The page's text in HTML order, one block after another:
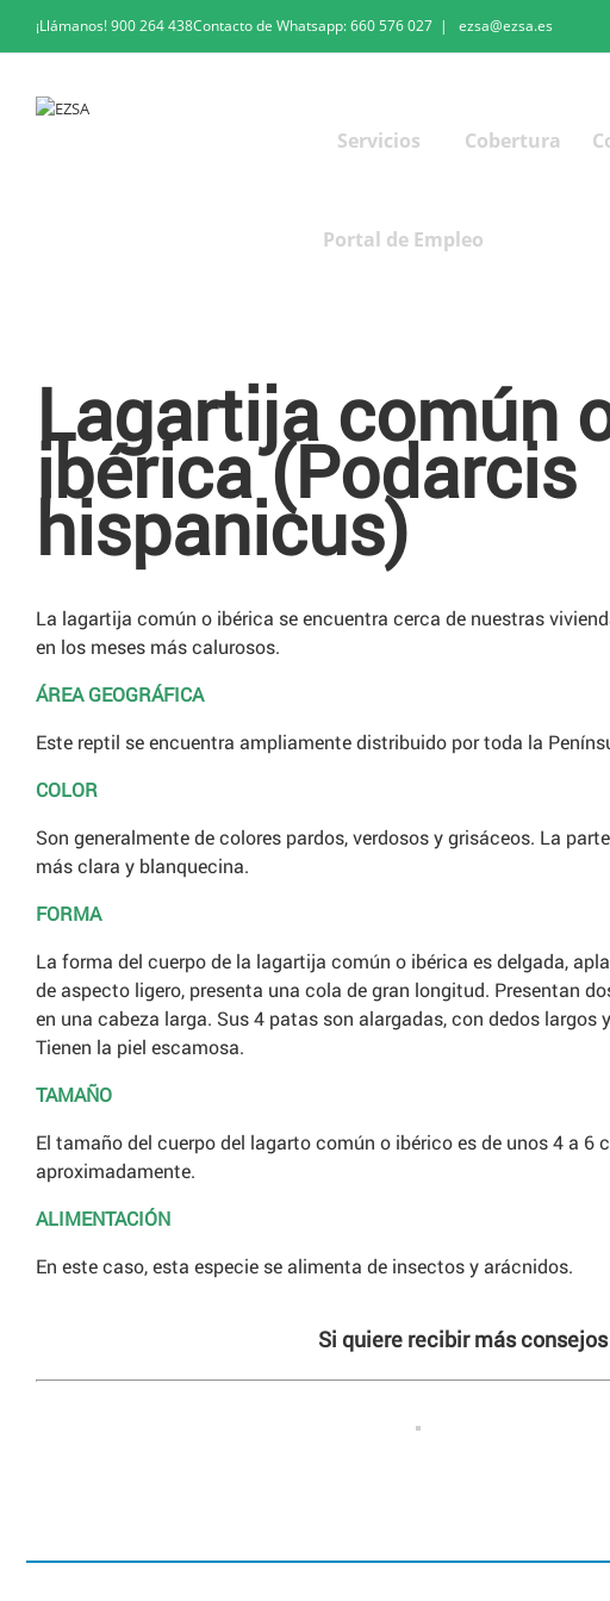
¡Llámanos!900 264 438Contacto de Whatsapp:660 576 027 | ezsa@ezsa.es
Servicios Cobertura
Portal de Empleo
Lagartija común
ibérica (Podarcis
hispanicus)
La lagartija común o ibérica se encuentra cerca de nuestras
en los meses más calurosos.
ÁREA GEOGRÁFICA
Este reptil se encuentra ampliamente distribuido por toda la
COLOR
Son generalmente de colores pardos, verdosos y grisáceos. La
más clara y blanquecina.
FORMA
La forma del cuerpo de la lagartija común o ibérica es delgada,
de aspecto ligero, presenta una cola de gran longitud. Presentan
en una cabeza larga. Sus 4 patas son alargadas, con dedos largos
Tienen la piel escamosa.
TAMAÑO
El tamaño del cuerpo del lagarto común o ibérico es de unos 4 a 6
aproximadamente.
ALIMENTACIÓN
En este caso, esta especie se alimenta de insectos y arácnidos.
Si quiere recibir más